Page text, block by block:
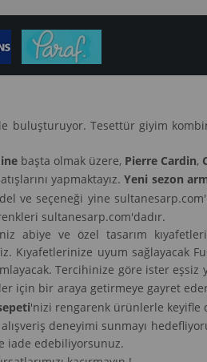
buluşturuyor. Tesettür giyim
başta olmak üzere, Pierre Cardin,
yapmaktayız.Yeni sezon
ve seçeneği yine
sultanesarp.com'dadır.
abiye ve özel tasarım
Kıyafetlerinize uyum sağlayacak
Tercihinize göre ister
için bir araya getirmeye gayret
'nizi rengarenk ürünlerle keyifle
deneyimi sunmayı
iade edebiliyorsunuz.